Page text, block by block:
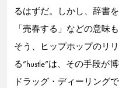
るはずだ。しかし、辞書
「売春する」などの意味
そう、ヒップホップのリ
る”hustle”は、その手段が
ドラッグ・ディーリング